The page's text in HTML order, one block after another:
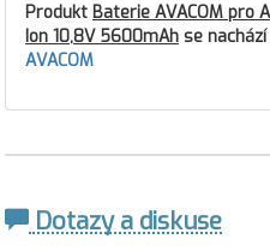
Produkt Baterie AVACOM pro
Ion 10,8V 5600mAh se
AVACOM
Dotazy a diskuse